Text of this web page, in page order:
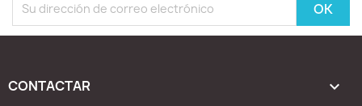
CONTACTAR 